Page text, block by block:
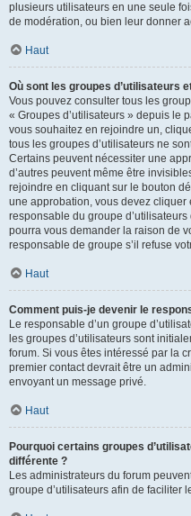
plusieurs utilisateurs en une seule
de modération, ou bien leur donner
Haut
Où sont les groupes d’utilisateurs
Vous pouvez consulter tous les
« Groupes d’utilisateurs » depuis le
vous souhaitez en rejoindre un,
tous les groupes d’utilisateurs ne
Certains peuvent nécessiter une
d’autres peuvent même être
rejoindre en cliquant sur le bouton
une approbation, vous devez
responsable du groupe
pourra vous demander la raison de
responsable de groupe s’il refuse
Haut
Comment puis-je devenir le
Le responsable d’un groupe
les groupes d’utilisateurs sont
forum. Si vous êtes intéressé par la
premier contact devrait être un
envoyant un message privé.
Haut
Pourquoi certains groupes
différente ?
Les administrateurs du forum
groupe d’utilisateurs afin de faciliter